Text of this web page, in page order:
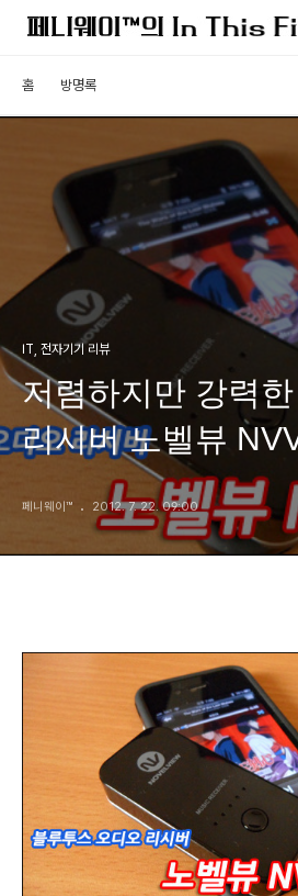
홈 방명록
IT, 전자기기 리뷰
저렴하지만 강력
리시버 노벨뷰
페니웨이™ 2012. 7. 22. 09:00